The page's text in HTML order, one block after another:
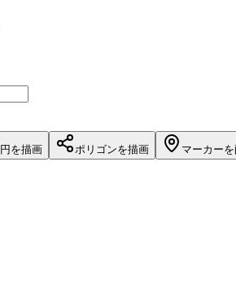
円を描画 ポリゴンを描画 マーカー